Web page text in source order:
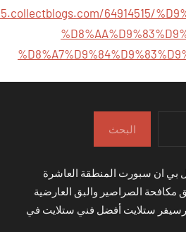
64914515/
البحث
الصراصير والبق العارضية
ستلايت أفضل فني ستلايت في